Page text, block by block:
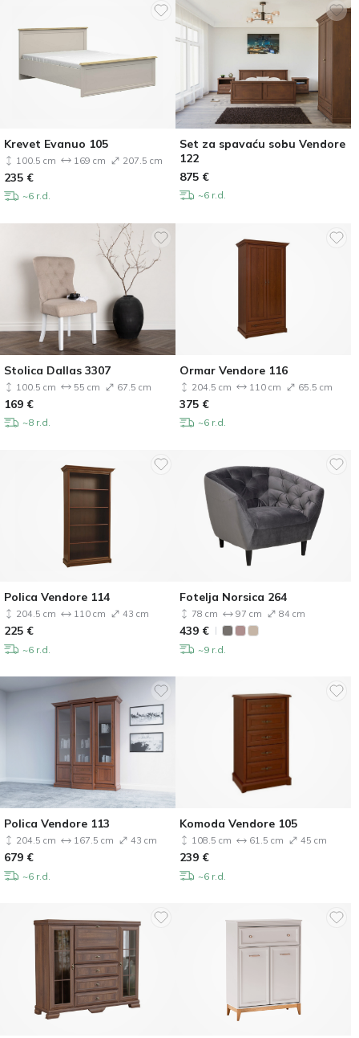
Krevet Evanuo 105
100.5 cm 169 cm 207.5 cm
235 €
~6 r.d.
Set za spavaću sobu Vendore
122
875 €
~6 r.d.
Stolica Dallas 3307
100.5 cm 55 cm 67.5 cm
169 €
~8 r.d.
Ormar Vendore 116
204.5 cm 110 cm 65.5 cm
375 €
~6 r.d.
Polica Vendore 114
204.5 cm 110 cm 43 cm
225 €
~6 r.d.
Fotelja Norsica 264
78 cm 97 cm 84 cm
439 €
~9 r.d.
Polica Vendore 113
204.5 cm 167.5 cm 43 cm
679 €
~6 r.d.
Komoda Vendore 105
108.5 cm 61.5 cm 45 cm
239 €
~6 r.d.